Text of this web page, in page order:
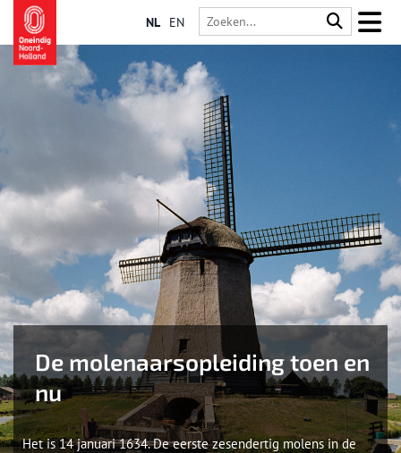
NL EN
De molenaarsopleiding toen en
nu
Het is 14 januari 1634. De eerste zesendertig molens in de